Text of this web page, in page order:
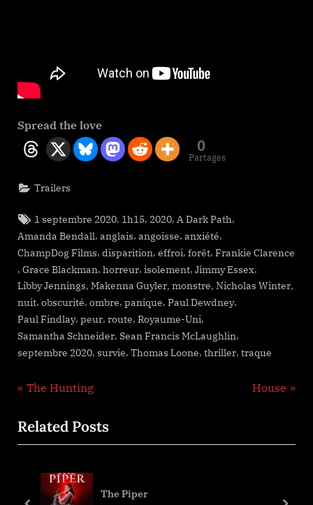
Spread the love
0
Partages
Trailers
Tags:
1 septembre 2020, 1h15, 2020, A Dark Path,
Amanda Bendall, anglais, angoisse, anxiété,
ChampDog Films, disparition, effroi, forêt, Frankie Clarence
, Grace Blackman, horreur, isolement, Jimmy Essex,
Libby Jennings, Makenna Guyler, monstre, Nicholas Winter,
nuit, obscurité, ombre, panique, Paul Dewdney,
Paul Findlay, peur, route, Royaume-Uni,
Samantha Schneider, Sean Francis McLaughlin,
septembre 2020, survie, Thomas Loone, thriller, traque
Navigation
de
l’article
P
e
v
The Hunting
N
t
House
Related Posts